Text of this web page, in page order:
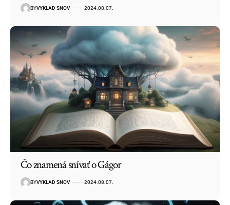
BYVYKLAD SNOV 2024.08.07.
Čo znamená snívať o Gágor
BYVYKLAD SNOV 2024.08.07.